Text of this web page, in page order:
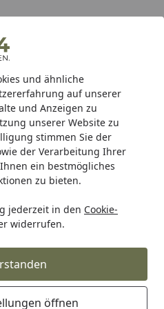
und ähnliche
auf unserer
und Anzeigen zu
unserer Website zu
stimmen Sie der
der Verarbeitung Ihrer
ein bestmögliches
zu bieten.
jederzeit in den Cookie-
widerrufen.
öffnen
Hotline
Sandfilteranlage & Pool-
bis 468,99€)
Egg Merchandise & Lifestyle